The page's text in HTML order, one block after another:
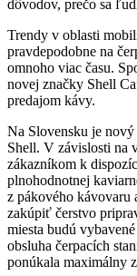
dôvodov, prečo sa
Trendy v oblasti
pravdepodobne na
omnoho viac času.
novej značky Shell
predajom kávy.
Na Slovensku je nový
Shell. V závislosti na
zákazníkom k
plnohodnotnej
z pákového kávovaru
zakúpiť čerstvo
miesta budú
obsluha čerpacích
ponúkala maximálny